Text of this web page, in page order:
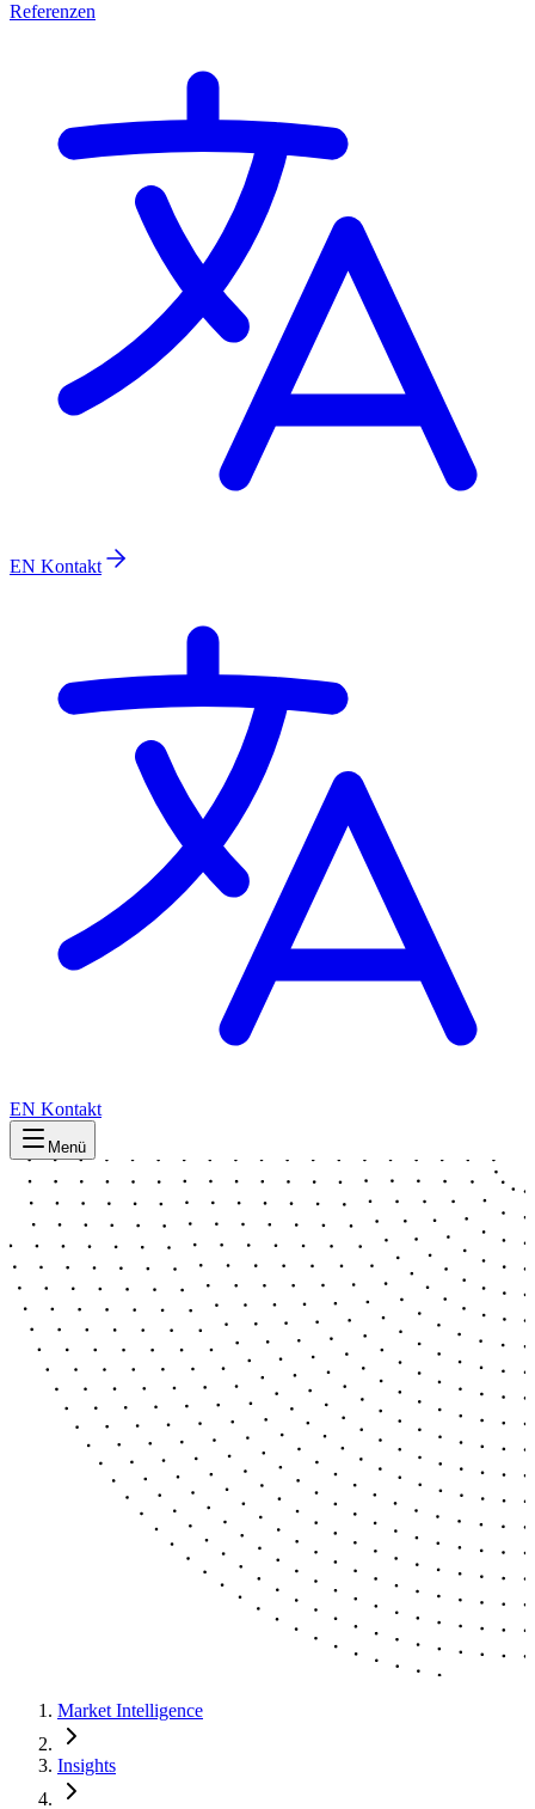
Referenzen
EN Kontakt
EN Kontakt
Menü
Market Intelligence
Insights